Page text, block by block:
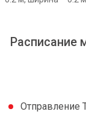
Расписание
Отправление